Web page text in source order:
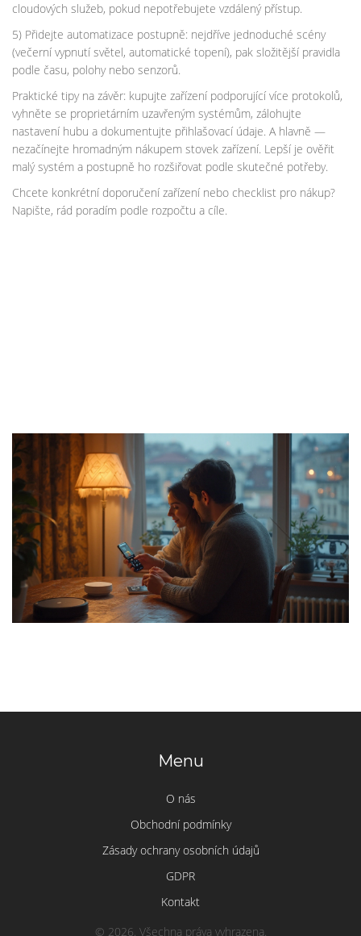
cloudových služeb, pokud nepotřebujete vzdálený přístup.
5) Přidejte automatizace postupně: nejdříve jednoduché scény
(večerní vypnutí světel, automatické topení), pak složitější pravidla
podle času, polohy nebo senzorů.
Praktické tipy na závěr: kupujte zařízení podporující více protokolů,
vyhněte se proprietárním uzavřeným systémům, zálohujte
nastavení hubu a dokumentujte přihlašovací údaje. A hlavně —
nezačínejte hromadným nákupem stovek zařízení. Lepší je ověřit
malý systém a postupně ho rozšiřovat podle skutečné potřeby.
Chcete konkrétní doporučení zařízení nebo checklist pro nákup?
Napište, rád poradím podle rozpočtu a cíle.
Menu
O nás
Obchodní podmínky
Zásady ochrany osobních údajů
GDPR
Kontakt
© 2026. Všechna práva vyhrazena.